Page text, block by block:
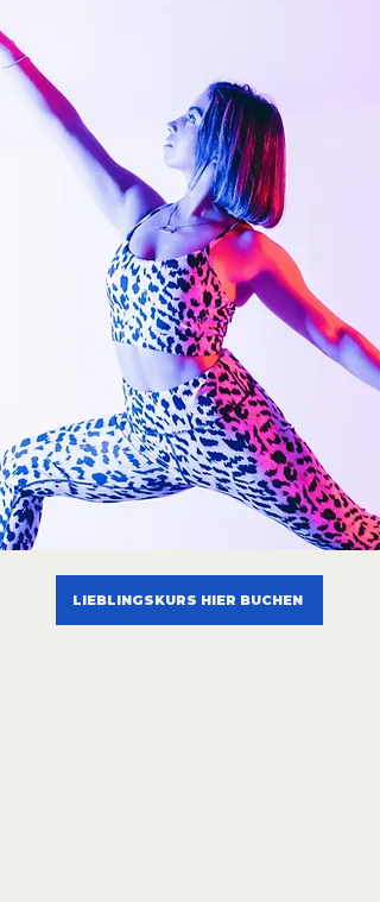
LIEBLINGSKURS HIER BUCHEN